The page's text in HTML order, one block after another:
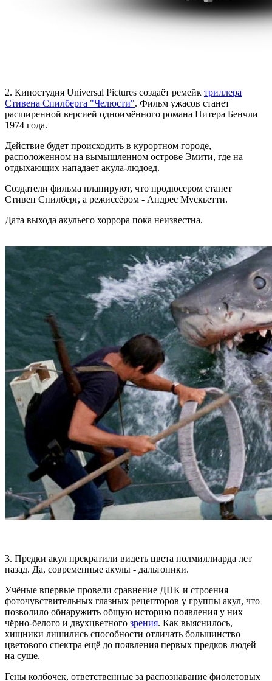
2. Киностудия Universal Pictures создаёт ремейк триллера
Стивена Спилберга "Челюсти". Фильм ужасов станет
расширенной версией одноимённого романа Питера Бенчли
1974 года.
Действие будет происходить в курортном городе,
расположенном на вымышленном острове Эмити, где на
отдыхающих нападает акула-людоед.
Создатели фильма планируют, что продюсером станет
Стивен Спилберг, а режиссёром - Андрес Мускьетти.
Дата выхода акульего хоррора пока неизвестна.
3. Предки акул прекратили видеть цвета полмиллиарда лет
назад. Да, современные акулы - дальтоники.
Учёные впервые провели сравнение ДНК и строения
фоточувствительных глазных рецепторов у группы акул, что
позволило обнаружить общую историю появления у них
чёрно-белого и двухцветного зрения. Как выяснилось,
хищники лишились способности отличать большинство
цветового спектра ещё до появления первых предков людей
на суше.
Гены колбочек, ответственные за распознавание фиолетовых